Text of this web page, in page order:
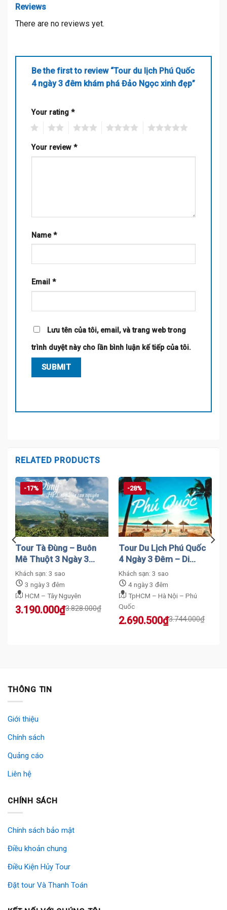
Reviews
There are no reviews yet.
Be the first to review “Tour du lịch Phú Quốc
4 ngày 3 đêm khám phá Đảo Ngọc xinh đẹp”
Your rating *
Your review *
Name*
Email *
Lưu tên của tôi, email, và trang web trong
trình duyệt này cho lần bình luận kế tiếp của tôi.
RELATED PRODUCTS
-17%
Tour Tà Đùng – Buôn
Mê Thuột 3 Ngày 3
Đêm – Bao Trọn Gói
Khách sạn: 3 sao
3 ngày 3 đêm
HCM – Tây Nguyên
3.828.000₫
Original
3.190.000₫
Current
-28%
Tour Du Lịch Phú Quốc
4 Ngày 3 Đêm – Di
Chuyển Bằng Máy Bay
Khách sạn: 3 sao
4 ngày 3 đêm
TpHCM – Hà Nội – Phú
Quốc
3.744.000₫
Original
2.690.500₫
Current
THÔNG TIN
Giới thiệu
Chính sách
Quảng cáo
Liên hệ
CHÍNH SÁCH
Chính sách bảo mật
Điều khoản chung
Điều Kiện Hủy Tour
Đặt tour Và Thanh Toán